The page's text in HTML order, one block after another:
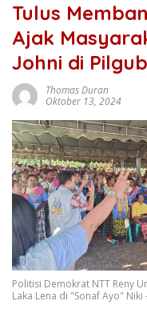
Tulus
Ajak
Johni di
Thomas Duran
Oktober 13, 2024
Politisi Demokrat NTT Reny
Laka Lena di "Sonaf Ayo"